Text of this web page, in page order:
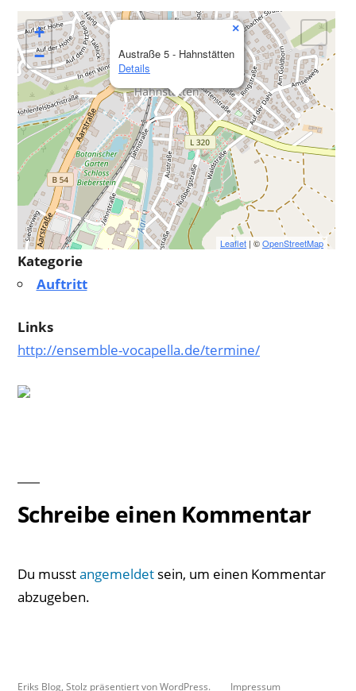
Austraße 5 - Hahnstätten
Details
×
+
−
Leaflet | ©OpenStreetMap
Kategorie
Auftritt
Links
http://ensemble-vocapella.de/termine/
Schreibe einen Kommentar
Du musstangemeldet sein, um einen Kommentar
abzugeben.
Eriks Blog Stolz präsentiert von WordPress. Impressum